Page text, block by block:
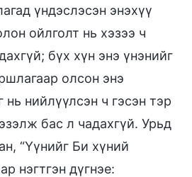
үндэслэсэн энэхүү
ойлголт нь хэзээ ч
бүх хүн энэ үнэнийг
олсон энэ
нь нийлүүлсэн ч гэсэн тэр
бас л чадахгүй. Урьд
“Үүнийг Би хүний
нэгтгэн дүгнэе: